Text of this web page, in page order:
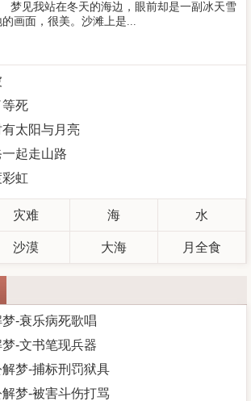
梦见我站在冬天的海边，眼前却是一副冰天雪
的画面，很美。沙滩上是...
死
太阳与月亮
起走山路
虹
灾难 海 水
沙漠 大海 月全食
-衰乐病死歌唱
-文书笔现兵器
解梦-捕标刑罚狱具
解梦-被害斗伤打骂